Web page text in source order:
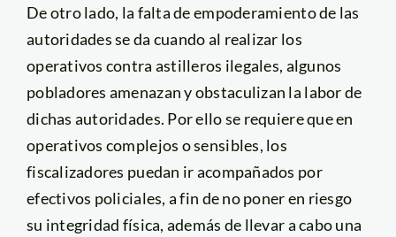
De otro lado, la falta de empoderamiento de las
autoridades se da cuando al realizar los
operativos contra astilleros ilegales, algunos
pobladores amenazan y obstaculizan la labor de
dichas autoridades. Por ello se requiere que en
operativos complejos o sensibles, los
fiscalizadores puedan ir acompañados por
efectivos policiales, a fin de no poner en riesgo
su integridad física, además de llevar a cabo una